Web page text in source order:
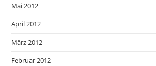
Mai 2012
April 2012
März 2012
Februar 2012